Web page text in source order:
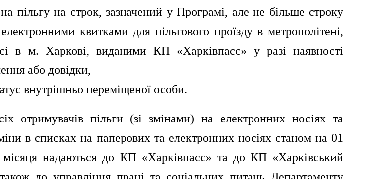
пільгу на строк, зазначений у Програмі, але не більше строку
квитками для пільгового проїзду в метрополітені,
в м. Харкові, виданимиКП «Харківпасс» у разі наявності
або довідки,
внутрішньо переміщеної особи.
отримувачів пільги (зі змінами) на електронних носіях та
в списках на паперових та електронних носіях станом на 01
місяця надаються до КП «Харківпасс» та до КП «Харківський